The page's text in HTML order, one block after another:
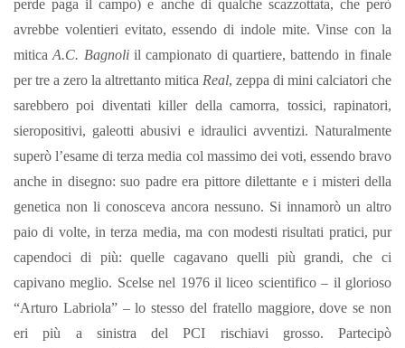
perde paga il campo) e anche di qualche scazzottata, che però
avrebbe volentieri evitato, essendo di indole mite.Vinse con la
miticaA.C. Bagnoliil campionato di quartiere, battendo in finale
per tre a zero la altrettanto mitica Real, zeppa di mini calciatori che
sarebbero poi diventati killer della camorra, tossici, rapinatori,
sieropositivi, galeotti abusivi e idraulici avventizi. Naturalmente
superò l’esame di terza media col massimo dei voti, essendo bravo
anche in disegno: suo padre era pittore dilettante e i misteri della
genetica non li conosceva ancora nessuno. Si innamorò un altro
paio di volte, in terza media, ma con modesti risultati pratici, pur
capendoci di più: quelle cagavano quelli più grandi, che ci
capivano meglio. Scelse nel 1976 il liceo scientifico – il glorioso
“Arturo Labriola” – lo stesso del fratello maggiore, dove se non
eri più a sinistra del PCI rischiavi grosso. Partecipò